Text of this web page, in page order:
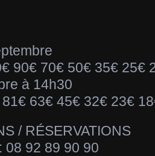
90€ 70€ 50€ 35€ 25€
à 14h30
63€ 45€ 32€ 23€
/ RÉSERVATIONS
08 92 89 90 90